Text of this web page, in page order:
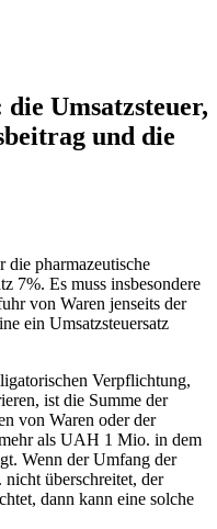
Umsatzsteuer,
und die
die pharmazeutische
7%. Es muss insbesondere
von Waren jenseits der
ein Umsatzsteuersatz
Verpflichtung,
ist die Summe der
von Waren oder der
als UAH 1 Mio. in dem
Wenn der Umfang der
überschreitet, der
dann kann eine solche